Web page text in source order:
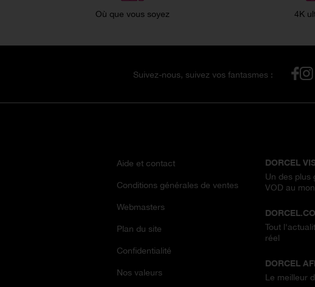
Où que vous soyez 4K
Suivez-nous, suivez vos fantasmes :
Aide et contact
Conditions générales de ventes
Webmasters
Plan du site
Confidentialité
Nos valeurs
DORCEL
Un des plus
VOD au
Tout
réel
DORCEL
Le meilleur